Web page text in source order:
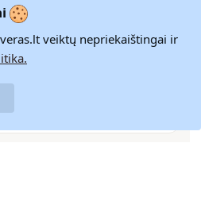
aukščiausią jūsų duomenų
veiktų nepriekaištingai ir